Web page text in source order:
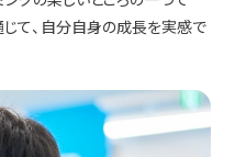
て、自分自身の成長を実感で